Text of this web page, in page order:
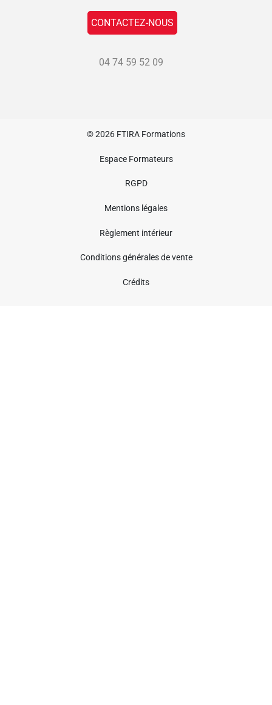
CONTACTEZ-NOUS
04 74 59 52 09
© 2026 FTIRA Formations
Espace Formateurs
RGPD
Mentions légales
Règlement intérieur
Conditions générales de vente
Crédits